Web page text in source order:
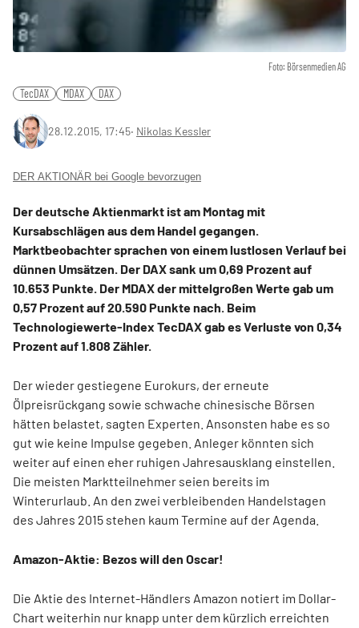
Foto: Börsenmedien AG
TecDAX MDAX DAX
28.12.2015, 17:45‧ Nikolas Kessler
DER AKTIONÄR bei Google bevorzugen
Der deutsche Aktienmarkt ist am Montag mit
Kursabschlägen aus dem Handel gegangen.
Marktbeobachter sprachen von einem lustlosen Verlauf bei
dünnen Umsätzen. Der DAX sank um 0,69 Prozent auf
10.653 Punkte. Der MDAX der mittelgroßen Werte gab um
0,57 Prozent auf 20.590 Punkte nach. Beim
Technologiewerte-Index TecDAX gab es Verluste von 0,34
Prozent auf 1.808 Zähler.
Der wieder gestiegene Eurokurs, der erneute
Ölpreisrückgang sowie schwache chinesische Börsen
hätten belastet, sagten Experten. Ansonsten habe es so
gut wie keine Impulse gegeben. Anleger könnten sich
weiter auf einen eher ruhigen Jahresausklang einstellen.
Die meisten Marktteilnehmer seien bereits im
Winterurlaub. An den zwei verbleibenden Handelstagen
des Jahres 2015 stehen kaum Termine auf der Agenda.
Amazon-Aktie: Bezos will den Oscar!
Die Aktie des Internet-Händlers Amazon notiert im Dollar-
Chart weiterhin nur knapp unter dem kürzlich erreichten